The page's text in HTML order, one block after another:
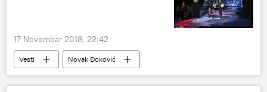
17 Novembar 2018, 22:42
Vesti Novak Đoković